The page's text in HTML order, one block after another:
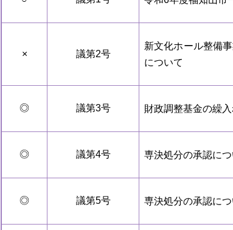
× 議第2号
新文化ホール整備
について
◎ 議第3号 財政調整基金の繰
◎ 議第4号 専決処分の承認につ
◎ 議第5号 専決処分の承認につ